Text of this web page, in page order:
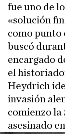
fue uno de
«solución
como punto
buscó
encargado
el
Heydrich
invasión
comienzo la
asesinado